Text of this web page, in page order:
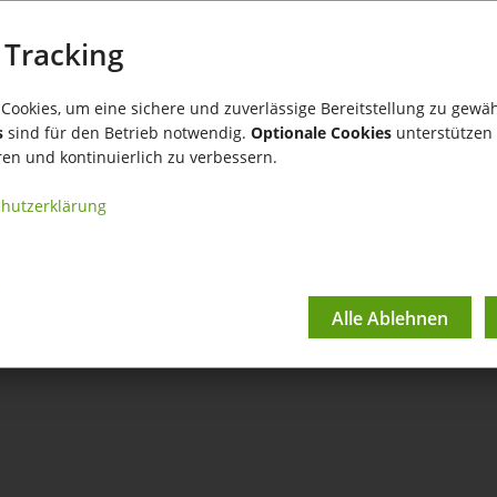
aus Bestellung
Lieferantenbestellungen zu erzeugen.
Bestellung und wählen Sie im Aktionsmenü "
um eine sichere und zuverlässige Bereitstellung zu
sind für den Betrieb notwendig. Optionale Cookies unterstützen
und kontinuierlich zu verbessern.